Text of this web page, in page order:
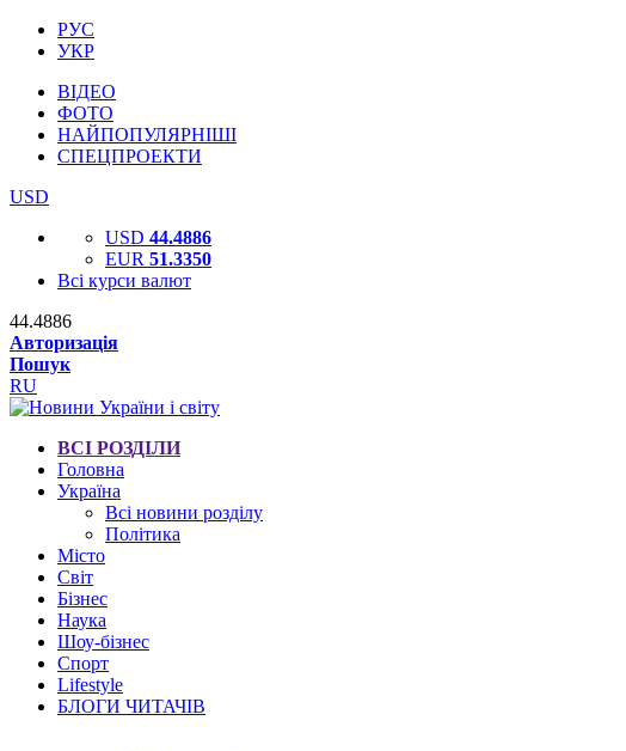
РУС
УКР
ВІДЕО
ФОТО
НАЙПОПУЛЯРНІШІ
СПЕЦПРОЕКТИ
USD
USD 44.4886
EUR 51.3350
Всі курси валют
44.4886
Авторизація
Пошук
RU
ВСІ РОЗДІЛИ
Головна
Україна
Всі новини розділу
Політика
Місто
Світ
Бізнес
Наука
Шоу-бізнес
Спорт
Lifestyle
БЛОГИ ЧИТАЧІВ